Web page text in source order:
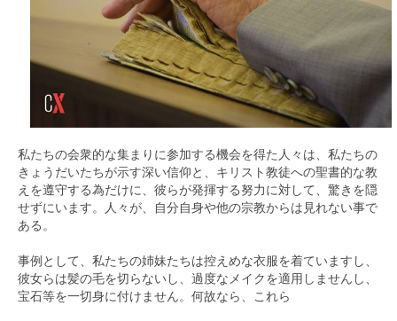
私たちの会衆的な集まりに参加する機会を得た人々は、私たちの
きょうだいたちが示す深い信仰と、キリスト教徒への聖書的な教
えを遵守する為だけに、彼らが発揮する努力に対して、驚きを隠
せずにいます。人々が、自分自身や他の宗教からは見れない事で
ある。
事例として、私たちの姉妹たちは控えめな衣服を着ていますし、
彼女らは髪の毛を切らないし、過度なメイクを適用しませんし、
宝石等を一切身に付けません。何故なら、これら